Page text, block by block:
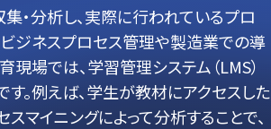
・分析し、実際に行われているプロ
ビジネスプロセス管理や製造業での導
場では、学習管理システム（LMS）
。例えば、学生が教材にアクセスした
マイニングによって分析することで、